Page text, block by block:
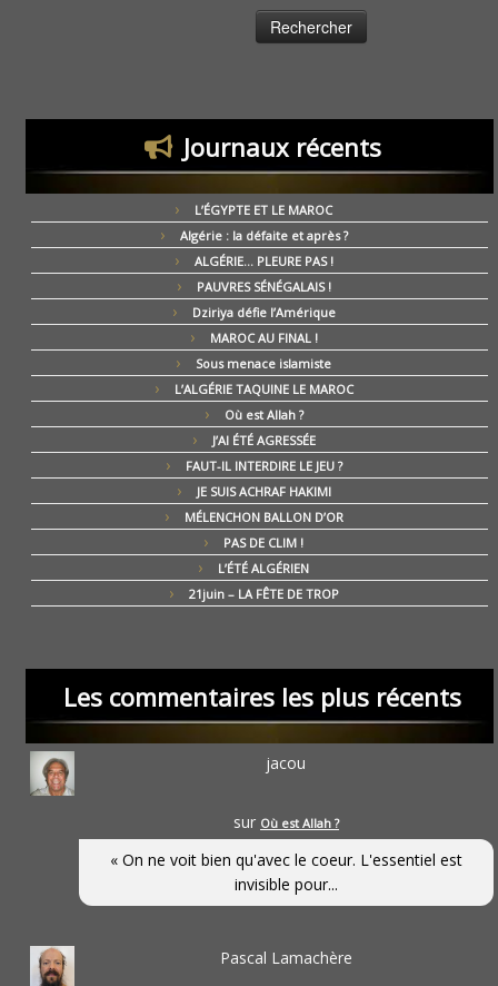
Journaux récents
L’ÉGYPTE ET LE MAROC
Algérie : la défaite et après ?
ALGÉRIE… PLEURE PAS !
PAUVRES SÉNÉGALAIS !
Dziriya défie l’Amérique
MAROC AU FINAL !
Sous menace islamiste
L’ALGÉRIE TAQUINE LE MAROC
Où est Allah ?
J’AI ÉTÉ AGRESSÉE
FAUT-IL INTERDIRE LE JEU ?
JE SUIS ACHRAF HAKIMI
MÉLENCHON BALLON D’OR
PAS DE CLIM !
L’ÉTÉ ALGÉRIEN
21juin – LA FÊTE DE TROP
Les commentaires les plus récents
jacou
sur Où est Allah ?
« On ne voit bien qu'avec le coeur. L'essentiel est
invisible pour...
Pascal Lamachère